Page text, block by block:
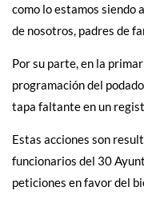
como lo estamos siendo
de nosotros, padres de
Por su parte, en la
programación del
tapa faltante en un
Estas acciones son
funcionarios del 30
peticiones en favor del